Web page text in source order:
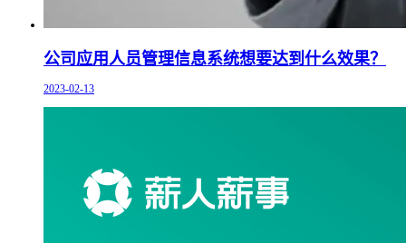
公司应用人员管理信息系统想要达到什么效果？
2023-02-13